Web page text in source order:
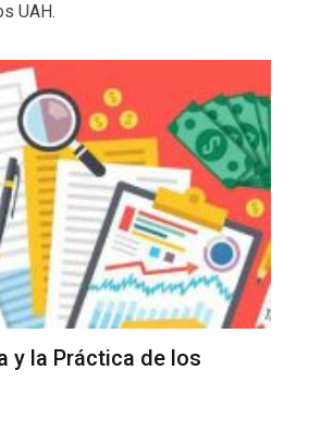
UAH.
y la Práctica de los